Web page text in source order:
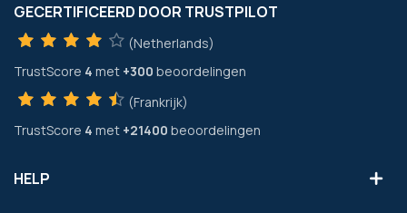
GECERTIFICEERD DOOR TRUSTPILOT
(Netherlands)
TrustScore 4 met +300 beoordelingen
(Frankrijk)
TrustScore 4 met +21400 beoordelingen
HELP